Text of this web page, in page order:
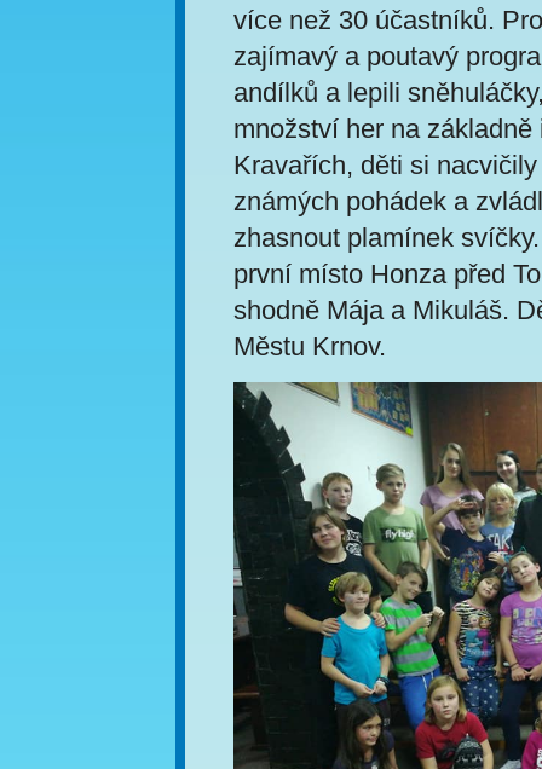
více než 30 účastníků.
zajímavý a poutavý
andílků a lepili
množství her na
Kravařích, děti si
známých pohádek a
zhasnout plamínek
první místo Honza před
shodně Mája a Mikuláš.
Městu Krnov.